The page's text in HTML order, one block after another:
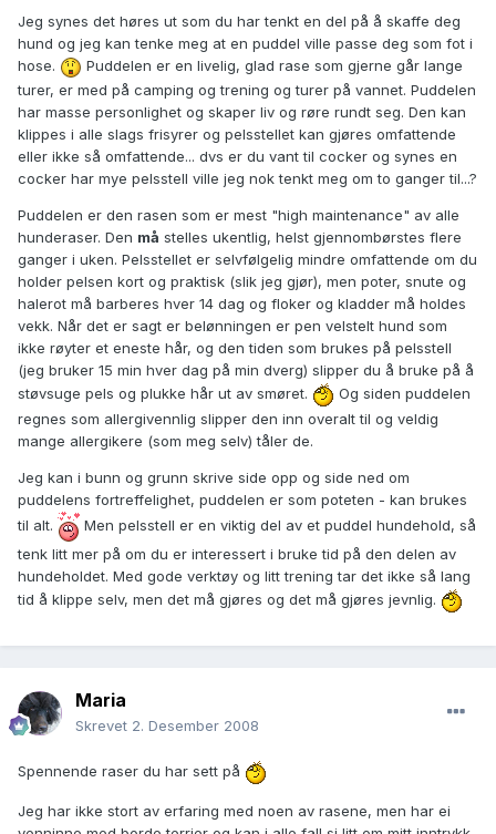
Jeg synes det høres ut som du har tenkt en del på å skaffe deg
hund og jeg kan tenke meg at en puddel ville passe deg som fot i
hose.
Puddelen er en livelig, glad rase som gjerne går lange
turer, er med på camping og trening og turer på vannet. Puddelen
har masse personlighet og skaper liv og røre rundt seg. Den kan
klippes i alle slags frisyrer og pelsstellet kan gjøres omfattende
eller ikke så omfattende... dvs er du vant til cocker og synes en
cocker har mye pelsstell ville jeg nok tenkt meg om to ganger til...?
Puddelen er den rasen som er mest "high maintenance" av alle
hunderaser. Den må stelles ukentlig, helst gjennombørstes flere
ganger i uken. Pelsstellet er selvfølgelig mindre omfattende om du
holder pelsen kort og praktisk (slik jeg gjør), men poter, snute og
halerot må barberes hver 14 dag og floker og kladder må holdes
vekk. Når det er sagt er belønningen er pen velstelt hund som
ikke røyter et eneste hår, og den tiden som brukes på pelsstell
(jeg bruker 15 min hver dag på min dverg) slipper du å bruke på å
støvsuge pels og plukke hår ut av smøret.
Og siden puddelen
regnes som allergivennlig slipper den inn overalt til og veldig
mange allergikere (som meg selv) tåler de.
Jeg kan i bunn og grunn skrive side opp og side ned om
puddelens fortreffelighet, puddelen er som poteten - kan brukes
til alt.
Men pelsstell er en viktig del av et puddel hundehold, så
tenk litt mer på om du er interessert i bruke tid på den delen av
hundeholdet. Med gode verktøy og litt trening tar det ikke så lang
tid å klippe selv, men det må gjøres og det må gjøres jevnlig.
Maria
Skrevet 2. Desember 2008
Spennende raser du har sett på
Jeg har ikke stort av erfaring med noen av rasene, men har ei